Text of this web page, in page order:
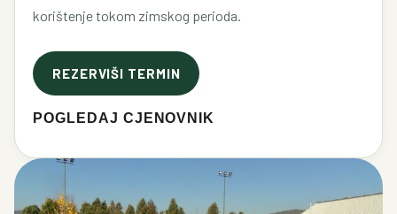
korištenje tokom zimskog perioda.
REZERVIŠI TERMIN
POGLEDAJ CJENOVNIK